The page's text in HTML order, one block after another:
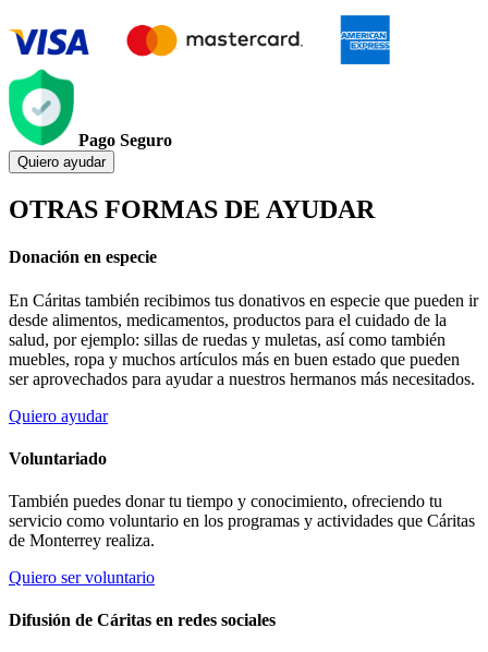
Pago Seguro
Quiero ayudar
OTRAS FORMAS DE AYUDAR
Donación en especie
En Cáritas también recibimos tus donativos en especie que pueden ir
desde alimentos, medicamentos, productos para el cuidado de la
salud, por ejemplo: sillas de ruedas y muletas, así como también
muebles, ropa y muchos artículos más en buen estado que pueden
ser aprovechados para ayudar a nuestros hermanos más necesitados.
Quiero ayudar
Voluntariado
También puedes donar tu tiempo y conocimiento, ofreciendo tu
servicio como voluntario en los programas y actividades que Cáritas
de Monterrey realiza.
Quiero ser voluntario
Difusión de Cáritas en redes sociales